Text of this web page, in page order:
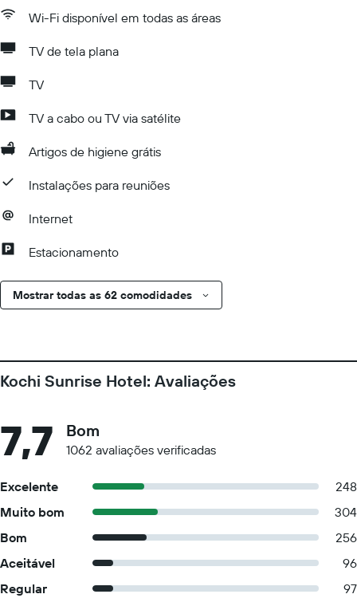
Wi-Fi disponível em todas as áreas
TV de tela plana
TV
TV a cabo ou TV via satélite
Artigos de higiene grátis
Instalações para reuniões
Internet
Estacionamento
Mostrar todas as 62 comodidades
Kochi Sunrise Hotel: Avaliações
7,7 Bom
1062 avaliações verificadas
Excelente
248
Muito bom
304
Bom
256
Aceitável
96
Regular
97